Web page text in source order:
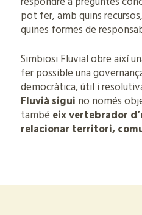
pot fer, amb quins
quines formes de
Simbiosi Fluvial obre així
fer possible una
democràtica, útil i
Fluvià sigui no només
també eix vertebrador
relacionar territori,